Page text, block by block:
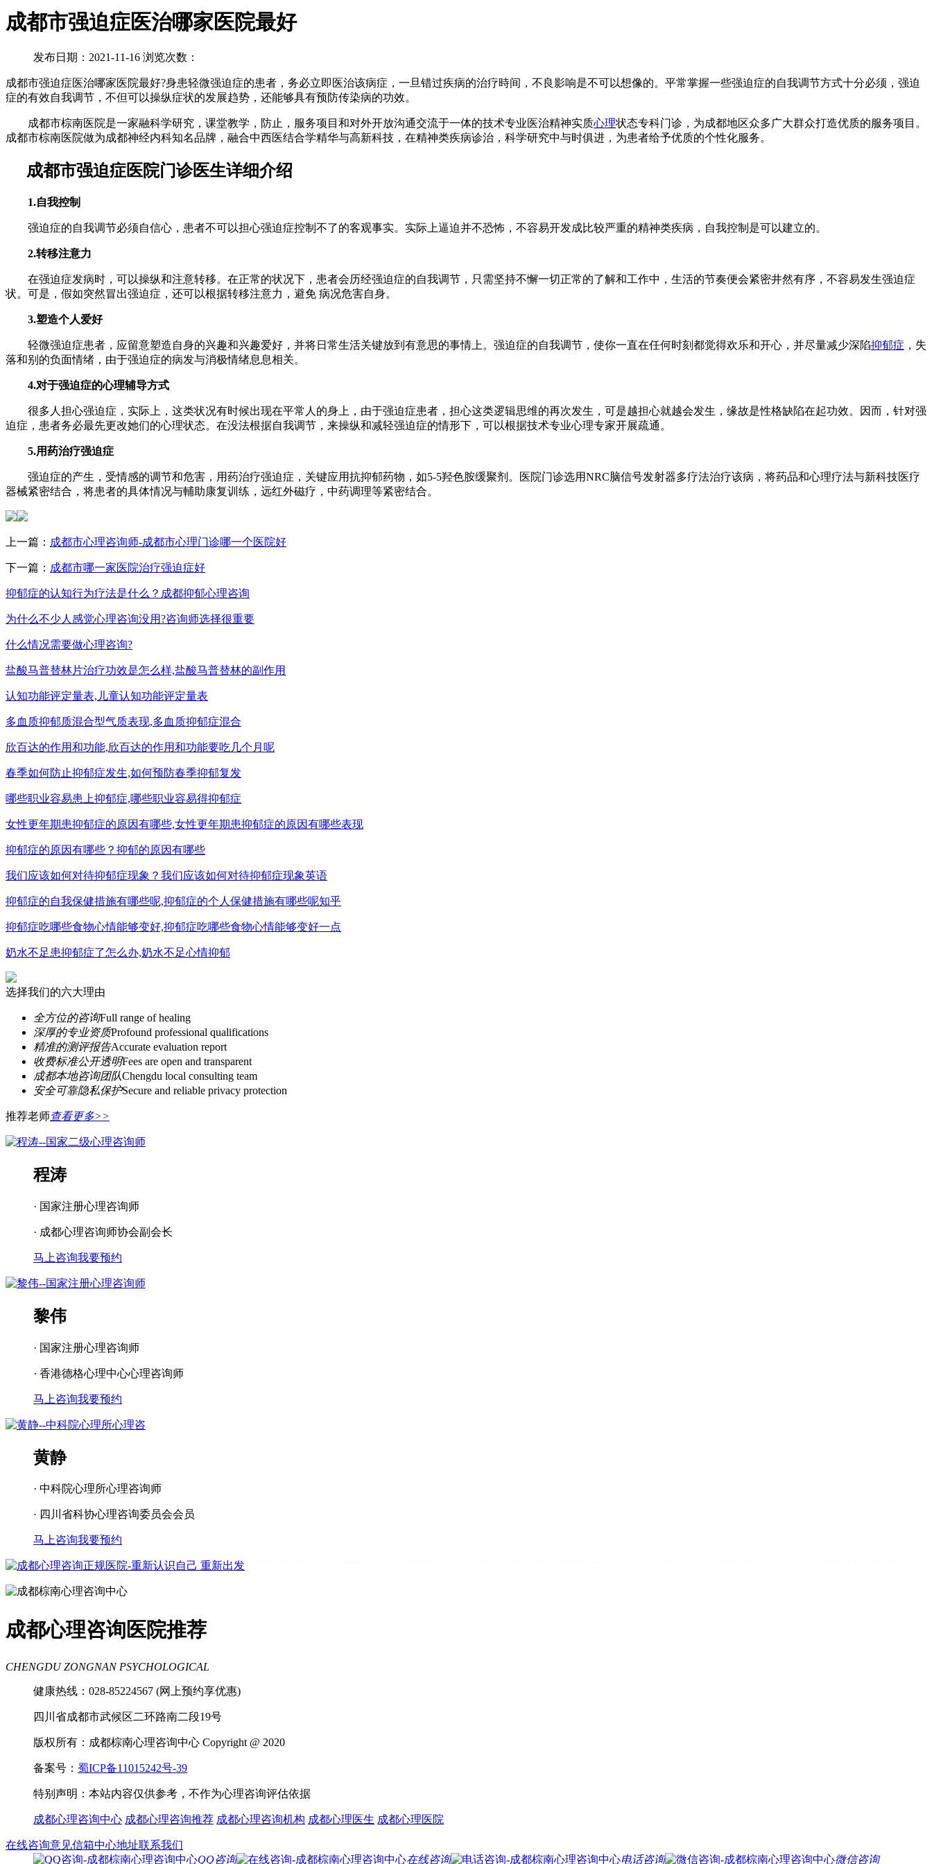
成都市强迫症医治哪家医院最好
发布日期：2021-11-16 浏览次数：
成都市强迫症医治哪家医院最好?身患轻微强迫症的患者，务必立即医治该病症，一旦错过疾病的治疗時间，不良影响是不可以想像的。平常掌握一些强迫症的自我调节方式十分必须，强迫
症的有效自我调节，不但可以操纵症状的发展趋势，还能够具有预防传染病的功效。
成都市棕南医院是一家融科学研究，课堂教学，防止，服务项目和对外开放沟通交流于一体的技术专业医治精神实质心理状态专科门诊，为成都地区众多广大群众打造优质的服务项目。
成都市棕南医院做为成都神经内科知名品牌，融合中西医结合学精华与高新科技，在精神类疾病诊治，科学研究中与时俱进，为患者给予优质的个性化服务。
成都市强迫症医院门诊医生详细介绍
1.自我控制
强迫症的自我调节必须自信心，患者不可以担心强迫症控制不了的客观事实。实际上逼迫并不恐怖，不容易开发成比较严重的精神类疾病，自我控制是可以建立的。
2.转移注意力
在强迫症发病时，可以操纵和注意转移。在正常的状况下，患者会历经强迫症的自我调节，只需坚持不懈一切正常的了解和工作中，生活的节奏便会紧密井然有序，不容易发生强迫症
状。可是，假如突然冒出强迫症，还可以根据转移注意力，避免 病况危害自身。
3.塑造个人爱好
轻微强迫症患者，应留意塑造自身的兴趣和兴趣爱好，并将日常生活关键放到有意思的事情上。强迫症的自我调节，使你一直在任何时刻都觉得欢乐和开心，并尽量减少深陷抑郁症 ，失
落和别的负面情绪，由于强迫症的病发与消极情绪息息相关。
4.对于强迫症的心理辅导方式
很多人担心强迫症，实际上，这类状况有时候出现在平常人的身上，由于强迫症患者，担心这类逻辑思维的再次发生，可是越担心就越会发生，缘故是性格缺陷在起功效。因而，针对强
迫症，患者务必最先更改她们的心理状态。在没法根据自我调节，来操纵和减轻强迫症的情形下，可以根据技术专业心理专家开展疏通。
5.用药治疗强迫症
强迫症的产生，受情感的调节和危害，用药治疗强迫症，关键应用抗抑郁药物，如5-5羟色胺缓聚剂。医院门诊选用NRC脑信号发射器多疗法治疗该病，将药品和心理疗法与新科技医疗
器械紧密结合，将患者的具体情况与輔助康复训练，远红外磁疗，中药调理等紧密结合。
上一篇： 成都市心理咨询师-成都市心理门诊哪一个医院好
下一篇： 成都市哪一家医院治疗强迫症好
抑郁症的认知行为疗法是什么？成都抑郁心理咨询
为什么不少人感觉心理咨询没用?咨询师选择很重要
什么情况需要做心理咨询?
盐酸马普替林片治疗功效是怎么样,盐酸马普替林的副作用
认知功能评定量表,儿童认知功能评定量表
多血质抑郁质混合型气质表现,多血质抑郁症混合
欣百达的作用和功能,欣百达的作用和功能要吃几个月呢
春季如何防止抑郁症发生,如何预防春季抑郁复发
哪些职业容易患上抑郁症,哪些职业容易得抑郁症
女性更年期患抑郁症的原因有哪些,女性更年期患抑郁症的原因有哪些表现
抑郁症的原因有哪些？抑郁的原因有哪些
我们应该如何对待抑郁症现象？我们应该如何对待抑郁症现象英语
抑郁症的自我保健措施有哪些呢,抑郁症的个人保健措施有哪些呢知乎
抑郁症吃哪些食物心情能够变好,抑郁症吃哪些食物心情能够变好一点
奶水不足患抑郁症了怎么办,奶水不足心情抑郁
选择我们的六大理由
全方位的咨询Full range of healing
深厚的专业资质Profound professional qualifications
精准的测评报告Accurate evaluation report
收费标准公开透明Fees are open and transparent
成都本地咨询团队Chengdu local consulting team
安全可靠隐私保护Secure and reliable privacy protection
推荐老师查看更多>>
程涛
· 国家注册心理咨询师
· 成都心理咨询师协会副会长
马上咨询我要预约
黎伟
· 国家注册心理咨询师
· 香港德格心理中心心理咨询师
马上咨询我要预约
黄静
· 中科院心理所心理咨询师
· 四川省科协心理咨询委员会会员
马上咨询我要预约
成都看心理疾病 成都心理辅导
理咨询医院 成都青少年心理咨询机构
成都心理咨询医院推荐
CHENGDU ZONGNAN PSYCHOLOGICAL
健康热线：028-85224567 (网上预约享优惠)
四川省成都市武候区二环路南二段19号
版权所有：成都棕南心理咨询中心 Copyright @ 2020
备案号： 蜀ICP备11015242号-39
特别声明：本站内容仅供参考，不作为心理咨询评估依据
成都心理咨询中心 成都心理咨询推荐 成都心理咨询机构 成都心理医生 成都心理医院
在线咨询意见信箱中心地址联系我们
QQ咨询
在线咨询 电话咨询 微信咨询